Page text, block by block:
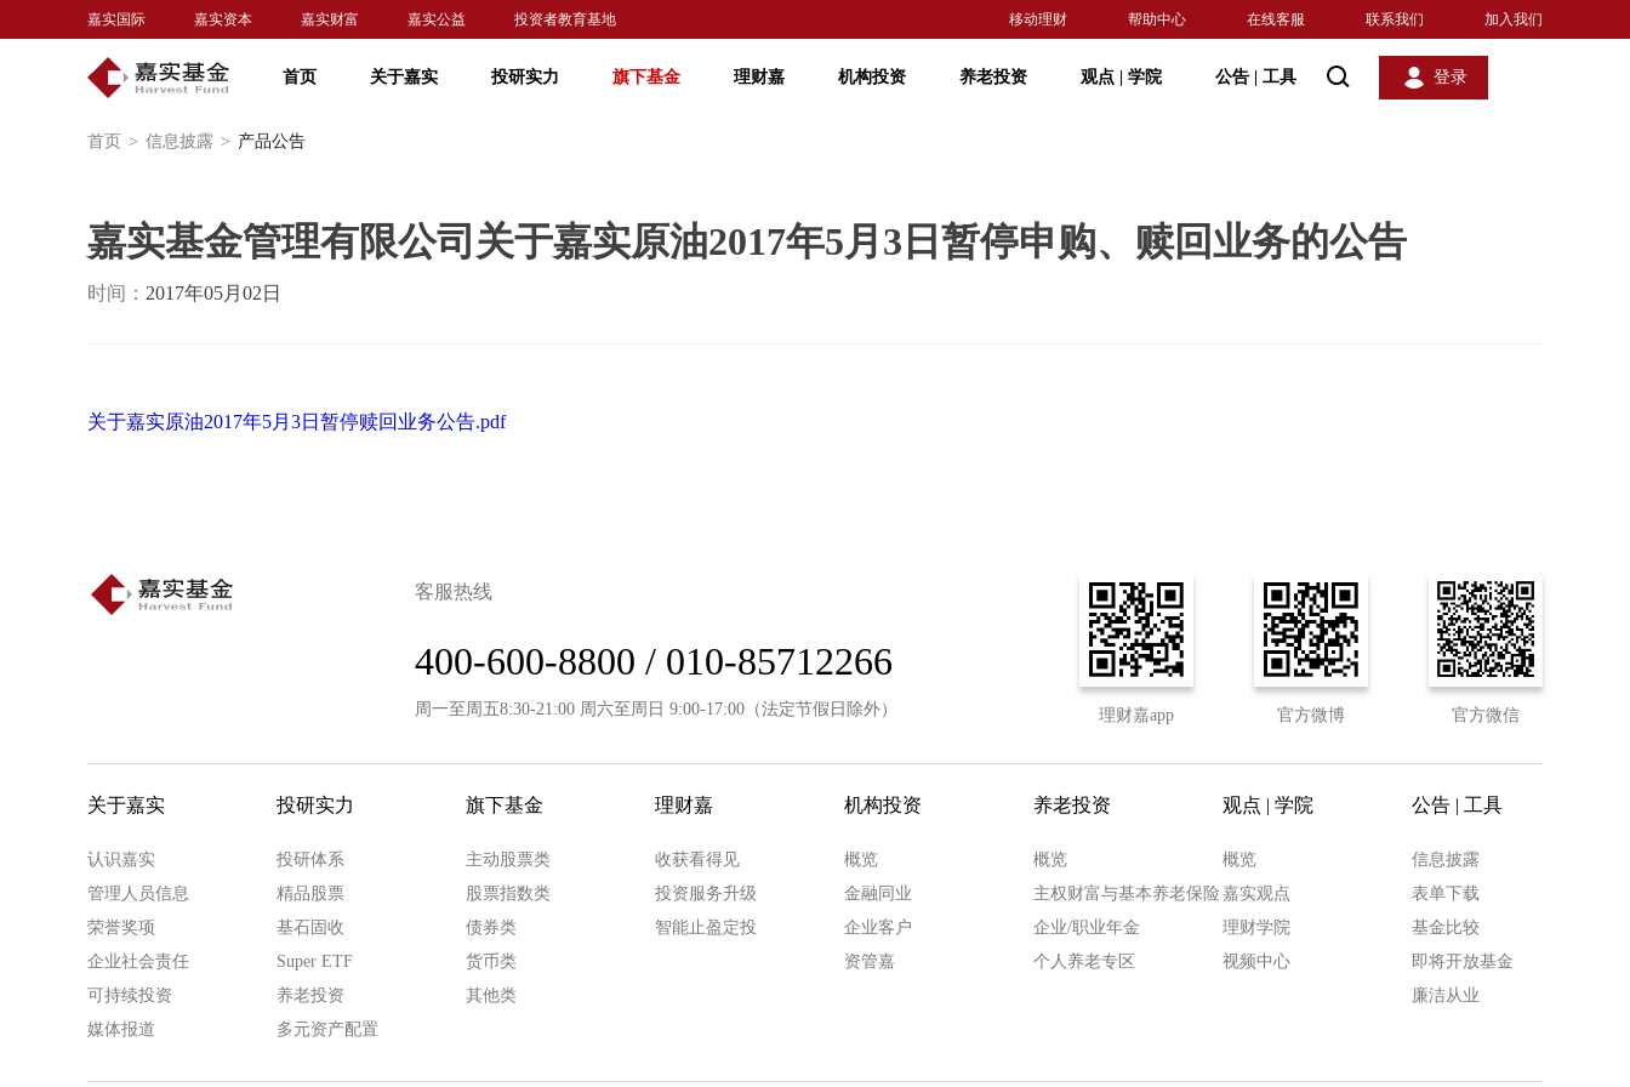
嘉实国际 嘉实资本 嘉实财富 嘉实公益 投资者教育基地 移动理财 帮助中心 在线客服 联系我们 加入我们
首页 关于嘉实 投研实力 旗下基金 理财嘉 机构投资 养老投资 观点 学院 公告 工具 登录
首页 > 信息披露 > 产品公告
嘉实基金管理有限公司关于嘉实原油2017年5月3日暂停申购、赎回业务的公告
时间： 2017年05月02日
关于嘉实原油2017年5月3日暂停赎回业务公告.pdf
理财嘉app 官方微博 官方微信
客服热线
400-600-8800 / 010-85712266
周一至周五8:30-21:00 周六至周日 9:00-17:00（法定节假日除外）
关于嘉实
认识嘉实
管理人员信息
荣誉奖项
企业社会责任
可持续投资
媒体报道
投研实力
投研体系
精品股票
基石固收
Super ETF
养老投资
多元资产配置
旗下基金
主动股票类
股票指数类
债券类
货币类
其他类
理财嘉
收获看得见
投资服务升级
智能止盈定投
机构投资
概览
金融同业
企业客户
资管嘉
养老投资
概览
主权财富与基本养老保险
企业/职业年金
个人养老专区
观点 | 学院
概览
嘉实观点
理财学院
视频中心
公告 | 工具
信息披露
表单下载
基金比较
即将开放基金
廉洁从业